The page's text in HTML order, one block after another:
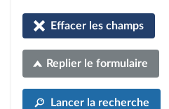
Effacer les champs
Replier le formulaire
Lancer la recherche